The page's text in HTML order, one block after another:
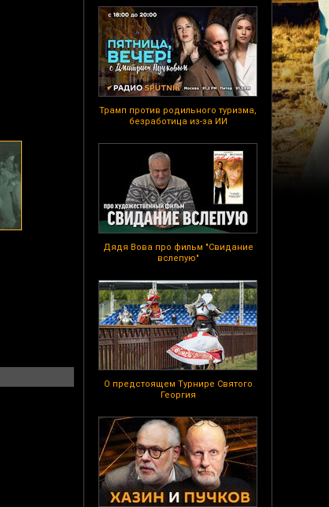
Трамп против родильного туризма,
безработица из-за ИИ
Дядя Вова про фильм "Свидание
вслепую"
О предстоящем Турнире Святого
Георгия